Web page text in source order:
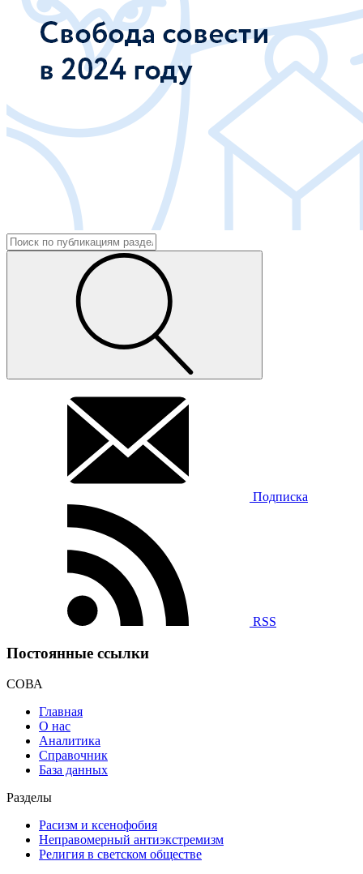
Подписка
RSS
Постоянные ссылки
СОВА
Главная
О нас
Аналитика
Справочник
База данных
Разделы
Расизм и ксенофобия
Неправомерный антиэкстремизм
Религия в светском обществе